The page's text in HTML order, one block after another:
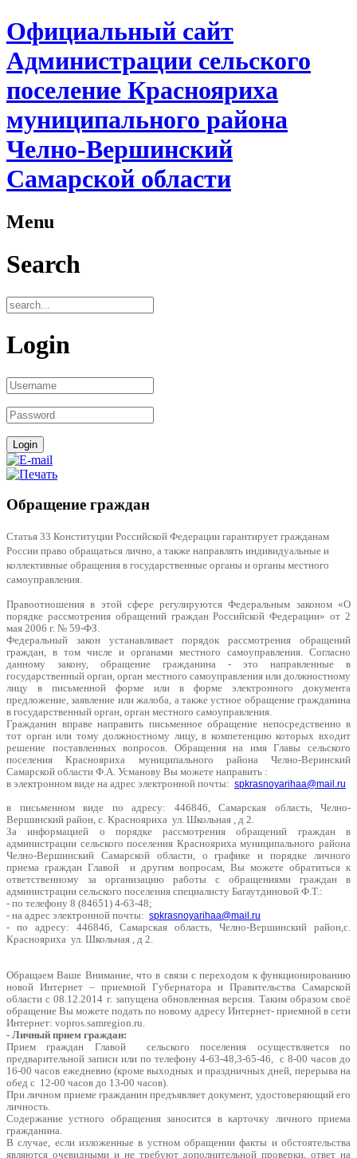
Официальный сайт
Администрации сельского
поселение Краснояриха
муниципального района
Челно-Вершинский
Самарской области
Menu
Search
Login
Обращение граждан
Статья 33 Конституции Российской Федерации гарантирует гражданам
России право обращаться лично, а также направлять индивидуальные и
коллективные обращения в государственные органы и органы местного
самоуправления.
Правоотношения в этой сфере регулируются Федеральным законом «О
порядке рассмотрения обращений граждан Российской Федерации» от 2
мая 2006 г. № 59-ФЗ.
Федеральный закон устанавливает порядок рассмотрения обращений
граждан, в том числе и органами местного самоуправления. Согласно
данному закону, обращение гражданина - это направленные в
государственный орган, орган местного самоуправления или должностному
лицу в письменной форме или в форме электронного документа
предложение, заявление или жалоба, а также устное обращение гражданина
в государственный орган, орган местного самоуправления.
Гражданин вправе направить письменное обращение непосредственно в
тот орган или тому должностному лицу, в компетенцию которых входит
решение поставленных вопросов. Обращения на имя Главы сельского
поселения Краснояриха муниципального района Челно-Веринский
Самарской области Ф.А. Усманову Вы можете направить :
в электронном виде на адрес электронной почты: spkrasnoyarihaa@mail.ru
в письменном виде по адресу: 446846, Самарская область, Челно-
Вершинский район, с. Краснояриха ул. Школьная , д 2.
За информацией о порядке рассмотрения обращений граждан в
администрации сельского поселения Краснояриха муниципального района
Челно-Вершинский Самарской области, о графике и порядке личного
приема граждан Главой и другим вопросам, Вы можете обратиться к
ответственному за организацию работы с обращениями граждан в
администрации сельского поселения специалисту Багаутдиновой Ф.Т.:
- по телефону 8 (84651) 4-63-48;
- на адрес электронной почты: spkrasnoyarihaa@mail.ru
- по адресу: 446846, Самарская область, Челно-Вершинский район,с.
Краснояриха ул. Школьная , д 2.
Обращаем Ваше Внимание, что в связи с переходом к функционированию
новой Интернет – приемной Губернатора и Правительства Самарской
области с 08.12.2014 г. запущена обновленная версия. Таким образом своё
обращение Вы можете подать по новому адресу Интернет- приемной в сети
Интернет: vopros.samregion.ru.
- Личный прием граждан:
Прием граждан Главой сельского поселения осуществляется по
предварительной записи или по телефону 4-63-48,3-65-46, с 8-00 часов до
16-00 часов ежедневно (кроме выходных и праздничных дней, перерыва на
обед с 12-00 часов до 13-00 часов).
При личном приеме гражданин предъявляет документ, удостоверяющий его
личность.
Содержание устного обращения заносится в карточку личного приема
гражданина.
В случае, если изложенные в устном обращении факты и обстоятельства
являются очевидными и не требуют дополнительной проверки, ответ на